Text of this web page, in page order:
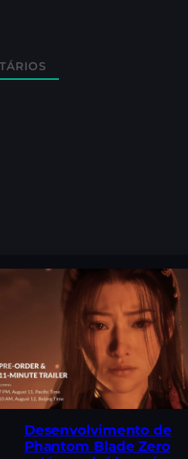
Desenvolvimento de
Phantom Blade Zero